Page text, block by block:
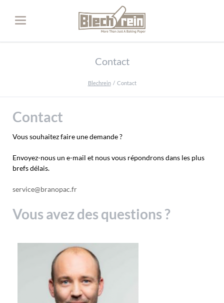
Contact
Blechrein Contact
Contact
Vous souhaitez faire une demande ?
Envoyez-nous un e-mail et nous vous répondrons dans les plus
brefs délais.
service@branopac.fr
Vous avez des questions ?